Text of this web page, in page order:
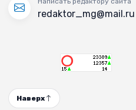
redaktor_mg@mail.ru
Наверх